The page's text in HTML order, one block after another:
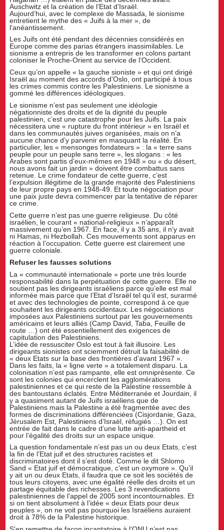
Auschwitz et la création de l’Etat d’Israël.
Aujourd’hui, avec le complexe de Massada, le sionisme
entretient le mythe des « Juifs à la mer », de
l’anéantissement.
Les Juifs ont été pendant des décennies considérés en
Europe comme des parias étrangers inassimilables. Le
sionisme a entrepris de les transformer en colons partant
coloniser le Proche-Orient au service de l’Occident.
Ceux qu’on appelle « la gauche sioniste » et qui ont dirigé
Israël au moment des accords d’Oslo, ont participé à tous
les crimes commis contre les Palestiniens. Le sionisme a
gommé les différences idéologiques.
Le sionisme n’est pas seulement une idéologie
négationniste des droits et de la dignité du peuple
palestinien, c’est une catastrophe pour les Juifs. La paix
nécessitera une « rupture du front intérieur » en Israël et
dans les communautés juives organisées, mais on n’a
aucune chance d’y parvenir en masquant la réalité. En
particulier, les « mensonges fondateurs » : la « terre sans
peuple pour un peuple sans terre », les slogans : « les
Arabes sont partis d’eux-mêmes en 1948 » ou « du désert,
nous avons fait un jardin » doivent être combattus sans
retenue. Le crime fondateur de cette guerre, c’est
l’expulsion illégitime de la grande majorité des Palestiniens
de leur propre pays en 1948-49. Et toute négociation pour
une paix juste devra commencer par la tentative de réparer
ce crime.
Cette guerre n’est pas une guerre religieuse. Du côté
israélien, le courant « national-religieux » n’apparaît
massivement qu’en 1967. En face, il y a 35 ans, il n’y avait
ni Hamas, ni Hezbollah. Ces mouvements sont apparus en
réaction à l’occupation. Cette guerre est clairement une
guerre coloniale.
Refuser les fausses solutions
La « communauté internationale » porte une très lourde
responsabilité dans la perpétuation de cette guerre. Elle ne
soutient pas les dirigeants israéliens parce qu’elle est mal
informée mais parce que l’Etat d’Israël tel qu’il est, surarmé
et avec des technologies de pointe, correspond à ce que
souhaitent les dirigeants occidentaux. Les négociations
imposées aux Palestiniens surtout par les gouvernements
américains et leurs alliés (Camp David, Taba, Feuille de
route …) ont été essentiellement des exigences de
capitulation des Palestiniens.
L’idée de ressusciter Oslo est tout à fait illusoire. Les
dirigeants sionistes ont sciemment détruit la faisabilité de
« deux Etats sur la base des frontières d’avant 1967 ».
Dans les faits, la « ligne verte » a totalement disparu. La
colonisation n’est pas rampante, elle est omniprésente. Ce
sont les colonies qui encerclent les agglomérations
palestiniennes et ce qui reste de la Palestine ressemble à
des bantoustans éclatés. Entre Méditerranée et Jourdain, il
y a quasiment autant de Juifs israéliens que de
Palestiniens mais la Palestine a été fragmentée avec des
formes de discriminations différenciées (Cisjordanie, Gaza,
Jérusalem Est, Palestiniens d’Israël, réfugiés …). On est
entrée de fait dans le cadre d’une lutte anti-apartheid et
pour l’égalité des droits sur un espace unique.
La question fondamentale n’est pas un ou deux Etats, c’est
la fin de l’Etat juif et des structures racistes et
discriminatoires dont il s’est doté. Comme le dit Shlomo
Sand « Etat juif et démocratique, c’est un oxymore ». Qu’il
y ait un ou deux Etats, il faudra que ce soit les sociétés de
tous leurs citoyens, avec une égalité réelle des droits et un
partage équitable des richesses. Les 3 revendications
palestiniennes de l’appel de 2005 sont incontournables. Et
si on tient absolument à l’idée « deux Etats pour deux
peuples », on ne voit pas pourquoi les Israéliens auraient
droit à 78% de la Palestine historique.